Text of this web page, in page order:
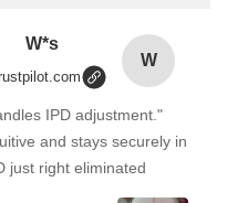
W
W*s
IPD adjustment.
and stays securely in
right eliminated！